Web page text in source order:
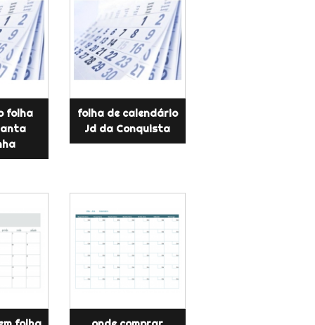
folha
folha de calendário
Jd da Conquista